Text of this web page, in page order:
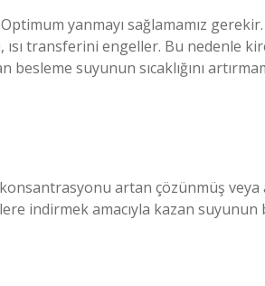
yanmayı sağlamamız
ısı transferini engeller. Bu nedenle
suyunun sıcaklığını
artan çözünmüş veya
indirmek amacıyla kazan suyunun